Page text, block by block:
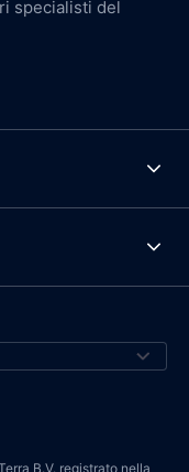
specialisti del
B.V. registrato nella